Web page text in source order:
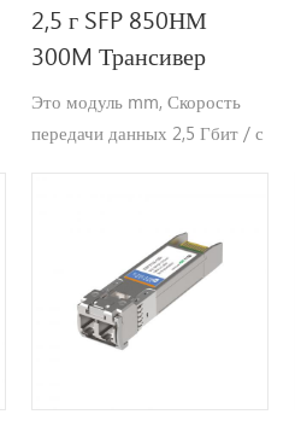
2,5 г SFP 850НМ
300M Трансивер
Это модуль mm, Скорость
передачи данных 2,5 Гбит / с